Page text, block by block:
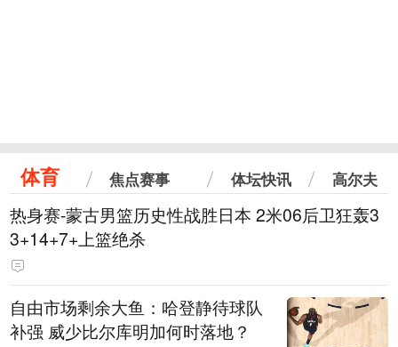
体育 焦点赛事 体坛快讯 高尔夫
热身赛-蒙古男篮历史性战胜日本 2米06后卫狂轰3
3+14+7+上篮绝杀
自由市场剩余大鱼：哈登静待球队
补强 威少比尔库明加何时落地？